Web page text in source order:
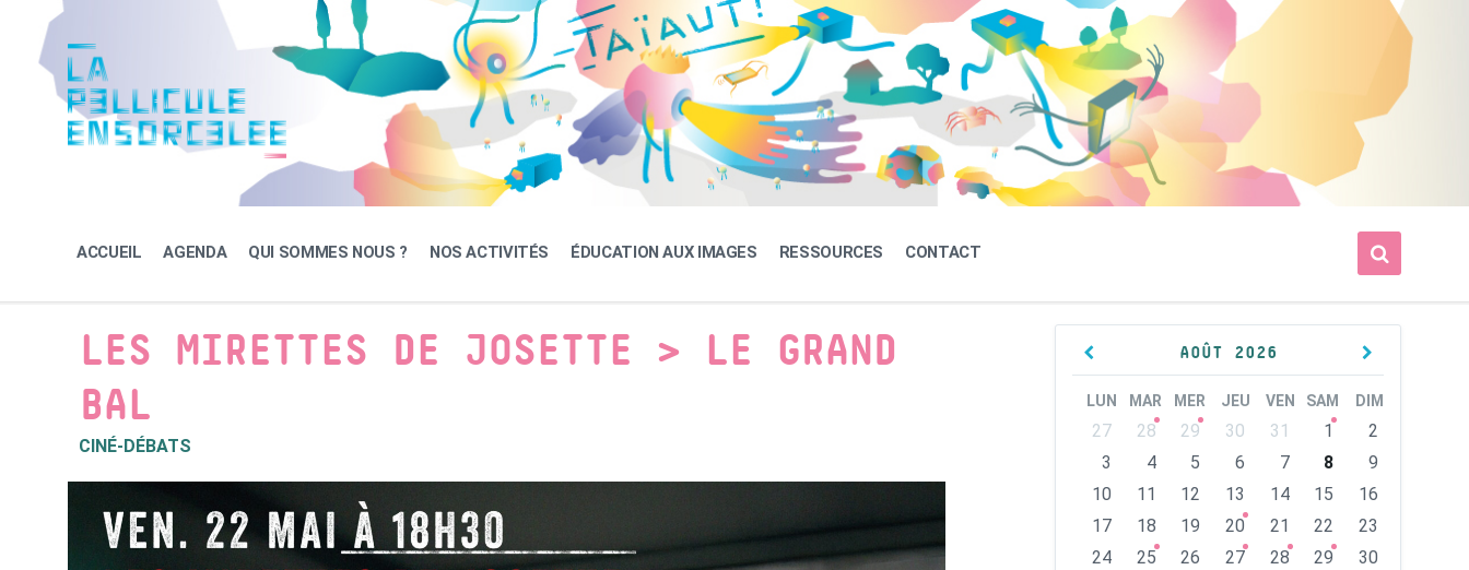
content
navigation
footer
ACCUEIL AGENDA QUI SOMMES NOUS ? NOS ACTIVITÉS ÉDUCATION AUX IMAGES RESSOURCES CONTACT
LES MIRETTES DE JOSETTE > LE GRAND
BAL
CINÉ-DÉBATS
AOÛT 2026
Previous
Next
LUN MAR MER JEU VEN SAM DIM
Skip
calendar
days
27 28 29 30 31 1
2
3
4 5 6 7 8
9
10
11 12 13 14 15
16
17
18 19 20 21 22
23
24
25 26 27 28 29
30